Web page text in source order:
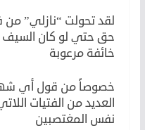
لقد تحولت “نازلي”
حق حتي لو كان السيف
خائفة مرعوبة
خصوصاً من قول أي
العديد من الفتيات
نفس المغتصبين